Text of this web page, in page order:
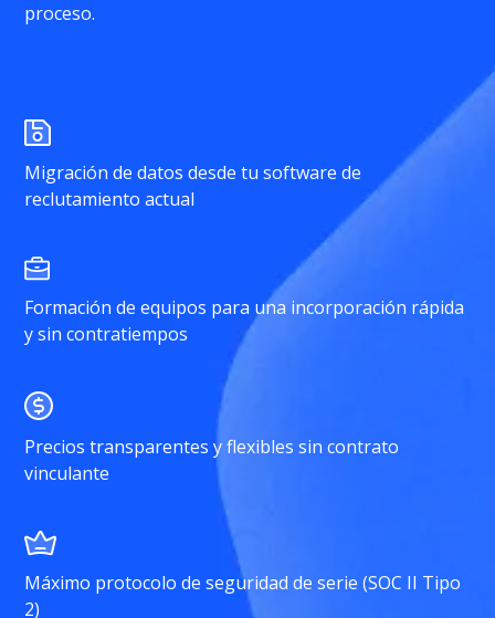
proceso.
Migración de datos desde tu software de
reclutamiento actual
Formación de equipos para una incorporación rápida
y sin contratiempos
Precios transparentes y flexibles sin contrato
vinculante
Máximo protocolo de seguridad de serie (SOC II Tipo
2)